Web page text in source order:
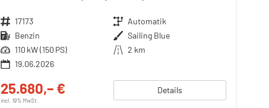
Fahrzeugnr. 17173 Getriebe Automatik
Kraftstoff Benzin Außenfarbe Sailing Blue
Leistung 110 kW (150 PS) Kilometerstand 2 km
19.06.2026
25.680,– €
incl. 19% MwSt.
Details